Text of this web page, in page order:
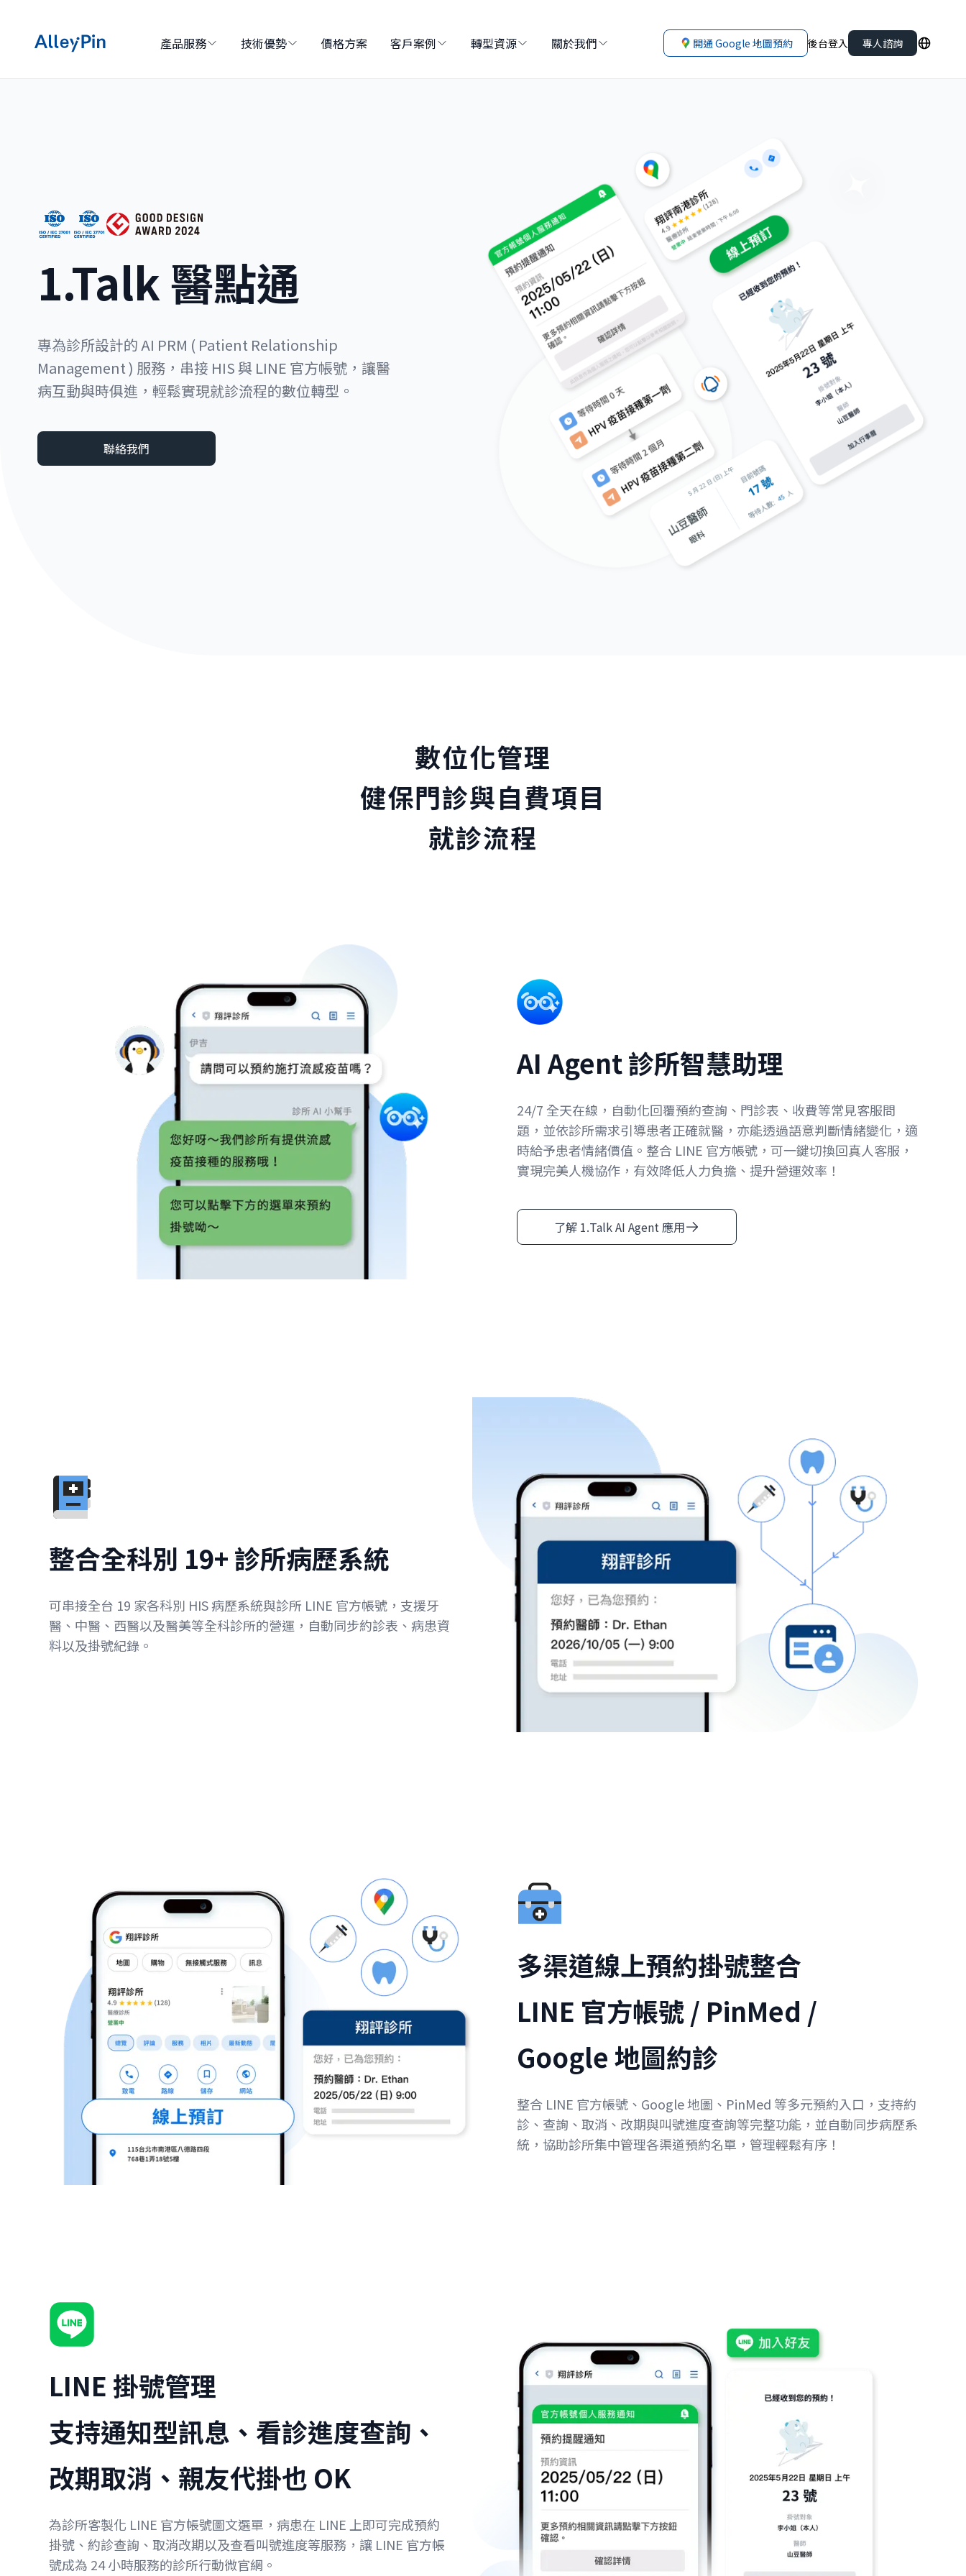
產品服務 技術優勢 價格方案 客戶案例 轉型資源 關於我們 開通 Google 地圖預約 後台登入 專人諮詢
1.Talk 醫點通
專為診所設計的 AI PRM ( Patient Relationship
Management ) 服務，串接 HIS 與 LINE 官方帳號，讓醫
病互動與時俱進，輕鬆實現就診流程的數位轉型。
聯絡我們
數位化管理
健保門診與自費項目
就診流程
AI Agent 診所智慧助理
24/7 全天在線，自動化回覆預約查詢、門診表、收費等常見客服問
題，並依診所需求引導患者正確就醫，亦能透過語意判斷情緒變化，適
時給予患者情緒價值。整合 LINE 官方帳號，可一鍵切換回真人客服，
實現完美人機協作，有效降低人力負擔、提升營運效率！
了解 1.Talk AI Agent 應用
整合全科別 19+ 診所病歷系統
可串接全台 19 家各科別 HIS 病歷系統與診所 LINE 官方帳號，支援牙
醫、中醫、西醫以及醫美等全科診所的營運，自動同步約診表、病患資
料以及掛號紀錄。
多渠道線上預約掛號整合
LINE 官方帳號 / PinMed /
Google 地圖約診
整合 LINE 官方帳號、Google 地圖、PinMed 等多元預約入口，支持約
診、查詢、取消、改期與叫號進度查詢等完整功能，並自動同步病歷系
統，協助診所集中管理各渠道預約名單，管理輕鬆有序！
LINE 掛號管理
支持通知型訊息、看診進度查詢、
改期取消、親友代掛也 OK
為診所客製化 LINE 官方帳號圖文選單，病患在 LINE 上即可完成預約
掛號、約診查詢、取消改期以及查看叫號進度等服務，讓 LINE 官方帳
號成為 24 小時服務的診所行動微官網。